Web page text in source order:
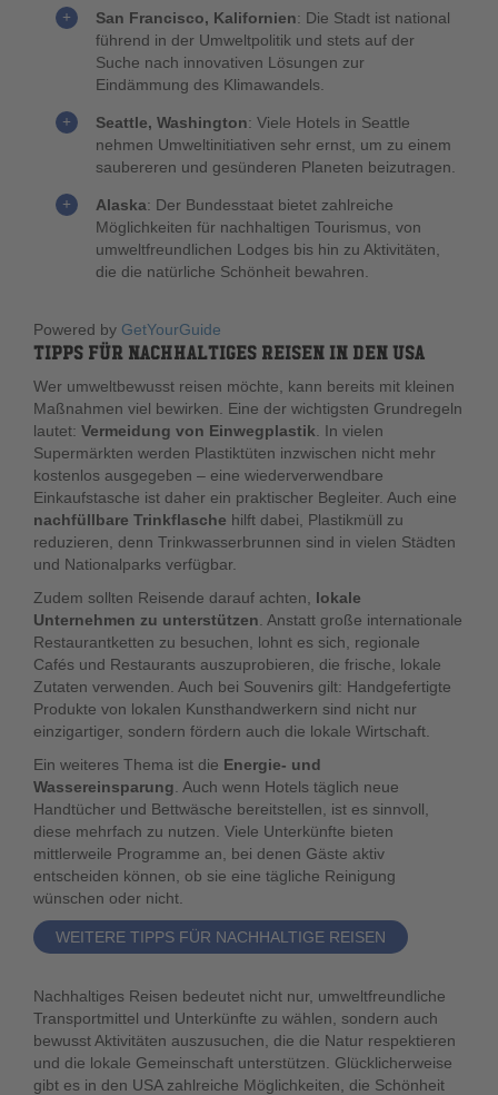
San Francisco, Kalifornien: Die Stadt ist national
führend in der Umweltpolitik und stets auf der
Suche nach innovativen Lösungen zur
Eindämmung des Klimawandels.
Seattle, Washington: Viele Hotels in Seattle
nehmen Umweltinitiativen sehr ernst, um zu einem
saubereren und gesünderen Planeten beizutragen.
Alaska: Der Bundesstaat bietet zahlreiche
Möglichkeiten für nachhaltigen Tourismus, von
umweltfreundlichen Lodges bis hin zu Aktivitäten,
die die natürliche Schönheit bewahren.
Powered by GetYourGuide
TIPPS FÜR NACHHALTIGES REISEN IN DEN USA
Wer umweltbewusst reisen möchte, kann bereits mit kleinen
Maßnahmen viel bewirken. Eine der wichtigsten Grundregeln
lautet: Vermeidung von Einwegplastik . In vielen
Supermärkten werden Plastiktüten inzwischen nicht mehr
kostenlos ausgegeben – eine wiederverwendbare
Einkaufstasche ist daher ein praktischer Begleiter. Auch eine
nachfüllbare Trinkflasche hilft dabei, Plastikmüll zu
reduzieren, denn Trinkwasserbrunnen sind in vielen Städten
und Nationalparks verfügbar.
Zudem sollten Reisende darauf achten, lokale
Unternehmen zu unterstützen . Anstatt große internationale
Restaurantketten zu besuchen, lohnt es sich, regionale
Cafés und Restaurants auszuprobieren, die frische, lokale
Zutaten verwenden. Auch bei Souvenirs gilt: Handgefertigte
Produkte von lokalen Kunsthandwerkern sind nicht nur
einzigartiger, sondern fördern auch die lokale Wirtschaft.
Ein weiteres Thema ist die Energie- und
Wassereinsparung . Auch wenn Hotels täglich neue
Handtücher und Bettwäsche bereitstellen, ist es sinnvoll,
diese mehrfach zu nutzen. Viele Unterkünfte bieten
mittlerweile Programme an, bei denen Gäste aktiv
entscheiden können, ob sie eine tägliche Reinigung
wünschen oder nicht.
WEITERE TIPPS FÜR NACHHALTIGE REISEN
Nachhaltiges Reisen bedeutet nicht nur, umweltfreundliche
Transportmittel und Unterkünfte zu wählen, sondern auch
bewusst Aktivitäten auszusuchen, die die Natur respektieren
und die lokale Gemeinschaft unterstützen. Glücklicherweise
gibt es in den USA zahlreiche Möglichkeiten, die Schönheit